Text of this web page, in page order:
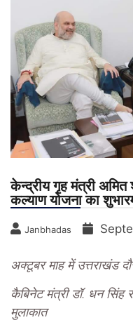
केन्द्रीय गृह मंत्री अमित
कल्याण योजना का
Janbhadas
अक्टूबर माह में उत्तराखंड
कैबिनेट मंत्री डॉ. धन सिंह
मुलाकात